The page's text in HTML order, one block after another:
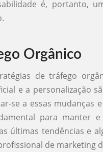
é, portanto,
Orgânico
de tráfego
e a personalização
se a essas mudanças
para manter
últimas tendências e
de marketing